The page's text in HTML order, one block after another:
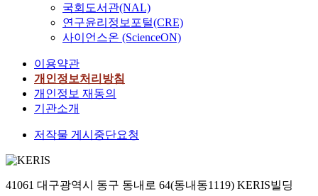
국회도서관(NAL)
연구윤리정보포털(CRE)
사이언스온 (ScienceON)
이용약관
개인정보처리방침
개인정보 재동의
기관소개
저작물 게시중단요청
41061 대구광역시 동구 동내로 64(동내동1119) KERIS빌딩